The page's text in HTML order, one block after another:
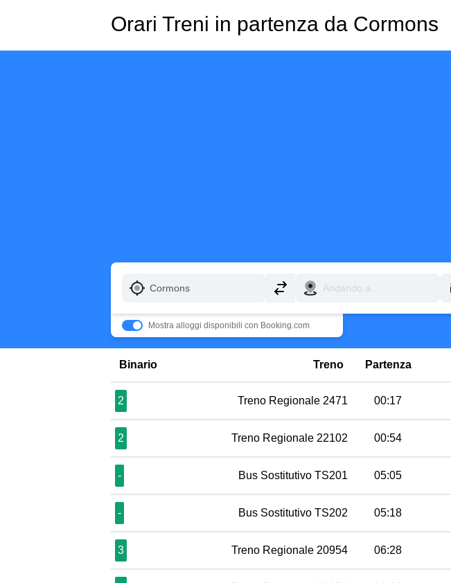
Orari Treni in partenza da Cormons
Mostra alloggi disponibili con Booking.com
Binario Treno Partenza
2 Treno Regionale 2471 00:17
2 Treno Regionale 22102 00:54
- Bus Sostitutivo TS201 05:05
- Bus Sostitutivo TS202 05:18
3 Treno Regionale 20954 06:28